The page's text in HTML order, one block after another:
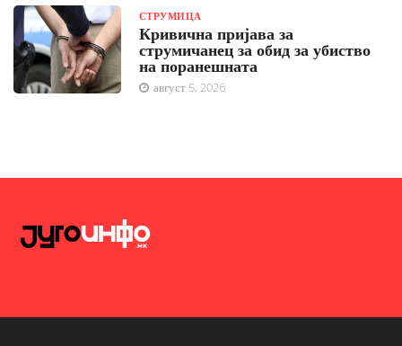
СТРУМИЦА
Кривична пријава за
струмичанец за обид за убиство
на поранешната
август 5, 2026